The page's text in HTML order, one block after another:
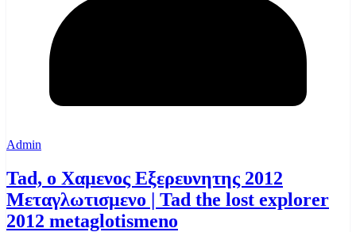
Admin
Tad, ο Χαμενος Εξερευνητης 2012
Μεταγλωτισμενο | Tad the lost explorer
2012 metaglotismeno